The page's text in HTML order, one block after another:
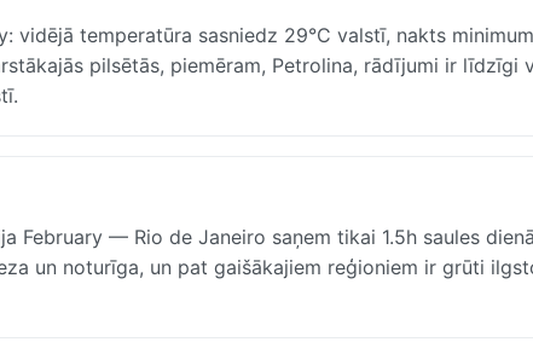
vidējā temperatūra sasniedz 29°C valstī, nakts
pilsētās, piemēram, Petrolina, rādījumi ir līdzīgi
February — Rio de Janeiro saņem tikai 1.5h saules
un noturīga, un pat gaišākajiem reģioniem ir grūti